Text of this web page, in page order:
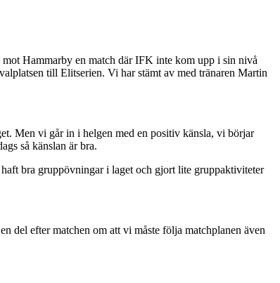
Hammarby en match där IFK inte kom upp i sin nivå
till Elitserien. Vi har stämt av med tränaren Martin
Men vi går in i helgen med en positiv känsla, vi börjar
så känslan är bra.
bra gruppövningar i laget och gjort lite gruppaktiviteter
del efter matchen om att vi måste följa matchplanen även